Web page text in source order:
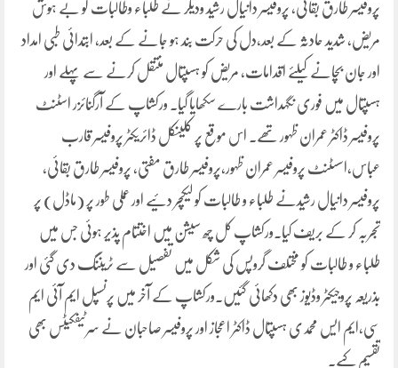
پروفیسر طارق بقائی، پروفیسر دانیال رشید ودیگر نے طلباء وطالبات کو بے ہوش
مریض، شدید حادثہ کے بعد،دل کی حرکت بند ہو جانے کے بعد، ابتدائی طبی امداد
اور جان بچانے کیلئے اقدامات، مریض کو ہسپتال منتقل کرنے سے پہلے اور
ہسپتال میں فوری نگہداشت بارے سکھایا گیا۔ ورکشاپ کے آرگنائزر اسٹنٹ
پروفیسر ڈاکٹر عمران ظہور تھے۔ اس موقع پر کلینکل ڈائریکٹر پروفیسر قارب
عباس،اسسٹنٹ پروفیسر عمران ظہور،پروفیسر طارق مفتی، پروفیسر طارق بقائی،
پروفیسر دانیال رشیدنے طلباء و طالبات کو لیکچر دئیے اور عملی طور پر (ماڈل) پر
تجربہ کر کے بریف کیا۔ورکشاپ کل چھ سیشن میں اختتام پذیر ہوئی جس میں
طلباء و طالبات کو مختلف گروپس کی شکل میں تفصیل سے ٹریننگ دی گئی اور
بذریعہ پروجیکٹر وڈیوز بھی دکھائی گئیں۔ورکشاپ کے آخر میں پرنسپل ایم آئی ایم
سی،ایم ایس محمدی ہسپتال ڈاکٹر اعجاز اور پروفیسر صاحبان نے سرٹیفکیٹس بھی
تقسیم کیے۔